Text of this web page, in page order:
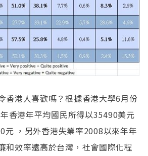
香港人喜歡嗎？根據香港大學6月份
香港年平均國民所得以35490美元
元 ，另外香港失業率2008以來年年
和效率遠高於台灣，社會國際化程